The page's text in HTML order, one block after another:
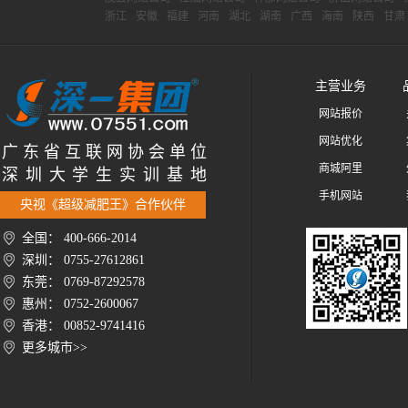
浙江
安徽 福建 河南 湖北 湖南 广西 海南 陕西 甘肃
广 东 省 互 联 网 协 会 单 位
深 圳 大 学 生 实 训 基 地
央视《超级减肥王》合作伙伴
全国： 400-666-2014
深圳： 0755-27612861
东莞： 0769-87292578
惠州： 0752-2600067
香港： 00852-9741416
更多城市>>
主营业务
网站报价
网站优化
商城阿里
手机网站